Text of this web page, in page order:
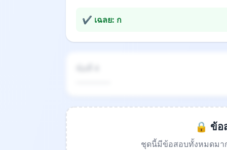
✔ เฉลย: ก
🔒 ข้อ
ชุดนี้มีข้อสอบทั้งหมดมา